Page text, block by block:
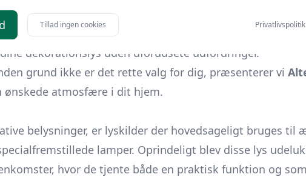
derfor er det vigtigt at kende de
.
dekorationslys uden uforudsete udfordringer.
grund ikke er det rette valg for dig, præsenterer vi
ønskede atmosfære i dit hjem.
belysninger, er lyskilder der hovedsageligt bruges til
lamper. Oprindeligt blev disse lys
hvor de tjente både en praktisk funktion og
Tillad ingen cookies Privatlivspolitik